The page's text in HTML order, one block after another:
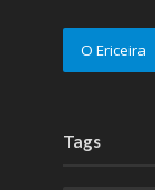
O Ericeira
Tags